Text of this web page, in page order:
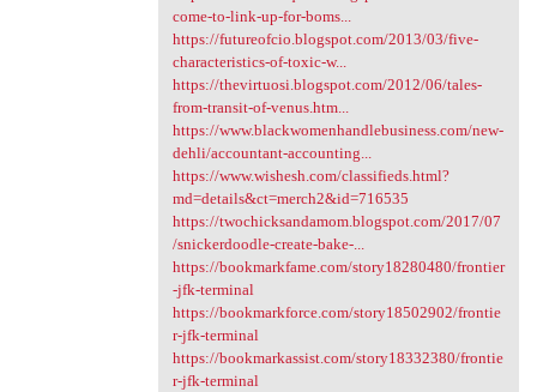
come-to-link-up-for-boms...
https://futureofcio.blogspot.com/2013/03/five-
characteristics-of-toxic-w...
https://thevirtuosi.blogspot.com/2012/06/tales-
from-transit-of-venus.htm...
https://www.blackwomenhandlebusiness.com/new-
dehli/accountant-accounting...
https://www.wishesh.com/classifieds.html?
md=details&ct=merch2&id=716535
https://twochicksandamom.blogspot.com/2017/07
/snickerdoodle-create-bake-...
https://bookmarkfame.com/story18280480/frontier
-jfk-terminal
https://bookmarkforce.com/story18502902/frontie
r-jfk-terminal
https://bookmarkassist.com/story18332380/frontie
r-jfk-terminal